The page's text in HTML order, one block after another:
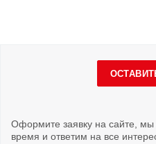
Оформите заявку на сайте,
время и ответим на все